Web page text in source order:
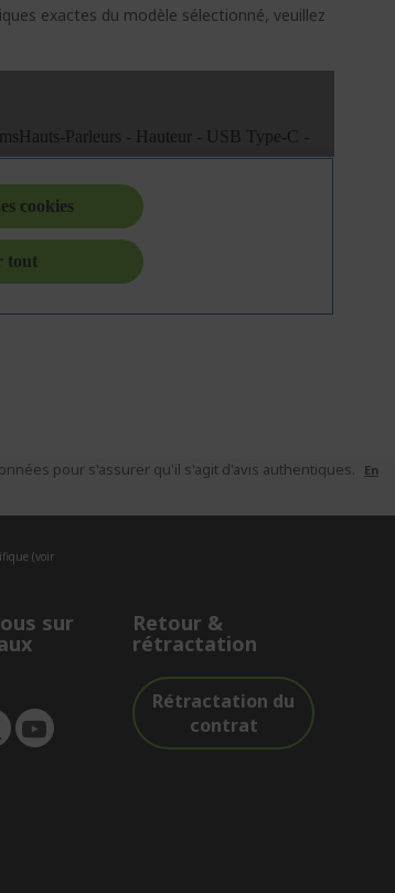
exactes du modèle sélectionné, veuillez
pour s'assurer qu'il s'agit d'avis authentiques.
En
(voir
sur Retour &
rétractation
Rétractation du
contrat